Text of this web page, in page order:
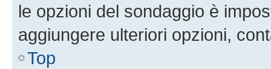
le opzioni del sondaggio è
aggiungere ulteriori opzioni,
Top